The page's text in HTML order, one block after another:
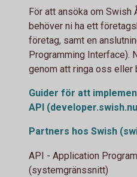
För att ansöka om Swish
behöver ni ha ett
företag, samt en
Programming Interface).
genom att ringa oss eller
Guider för att
API
Partners hos Swish
API - Application
(systemgränssnitt)